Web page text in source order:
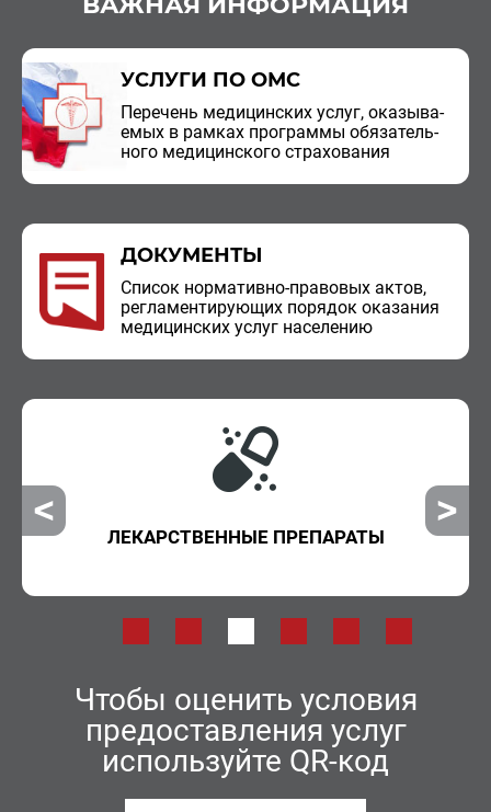
УСЛУГИ ПО ОМС
Пе­ре­чень ме­ди­цин­ских услуг, ока­зы­ва­
е­мых в рам­ках про­грам­мы обя­за­тель­
но­го ме­ди­цин­ско­го стра­хо­ва­ния
ДОКУМЕНТЫ
Спи­сок нор­ма­тив­но-пра­во­вых актов,
ре­гла­мен­ти­ру­ю­щих по­ря­док ока­за­ния
ме­ди­цин­ских услуг на­се­ле­нию
ЛЕКАРСТВЕННЫЕ ПРЕПАРАТЫ
Чтобы оценить условия
предоставления услуг
используйте QR-код